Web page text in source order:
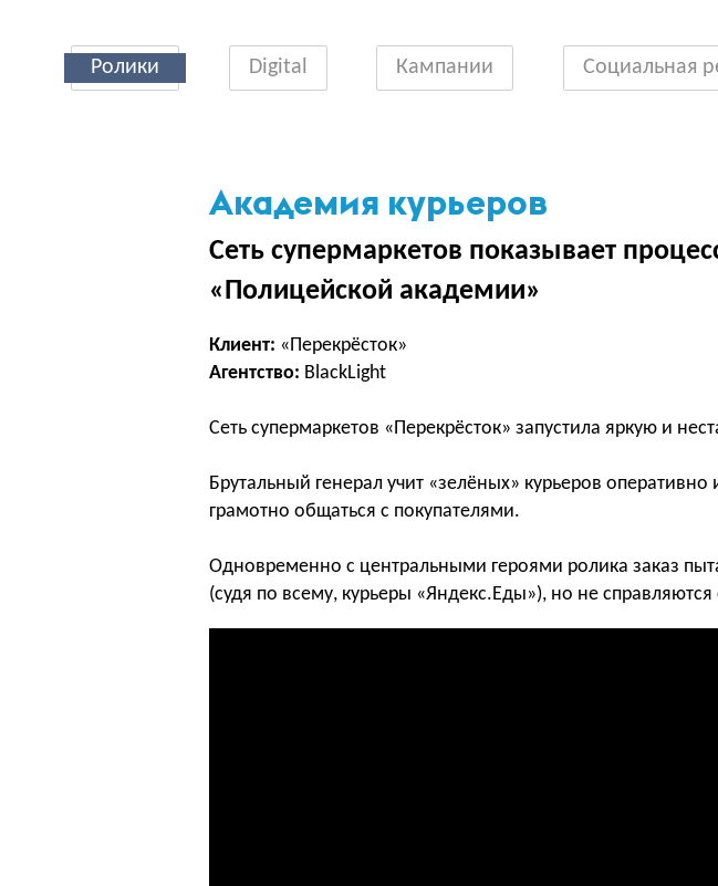
Ролики Digital Кампании Социальная
Академия курьеров
Сеть супермаркетов показывает
«Полицейской академии»
Клиент: «Перекрёсток»
Агентство: BlackLight
Сеть супермаркетов «Перекрёсток» запустила яркую и
Брутальный генерал учит «зелёных» курьеров
грамотно общаться с покупателями.
Одновременно с центральными героями ролика заказ
(судя по всему, курьеры «Яндекс.Еды»), но не